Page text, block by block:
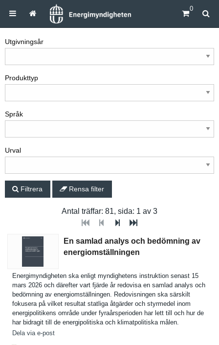
0
Utgivningsår
Produkttyp
Språk
Urval
Filtrera Rensa filter
Antal träffar: 81, sida: 1 av 3
En samlad analys och bedömning av
energiomställningen
Energimynd­igheten ska enligt myndighete­ns instruktio­n senast 15
mars 2026 och därefter vart fjärde år redovisa en samlad analys och
bedömning av energiomst­ällningen. Redovisnin­gen ska särskilt
fokusera på vilket resultat statliga åtgärder och styrmedel inom
energipoli­tikens område under fyraårsper­ioden har lett till och hur de
har bidragit till de energipoli­tiska och klimatpoli­tiska målen.
Dela via e-post